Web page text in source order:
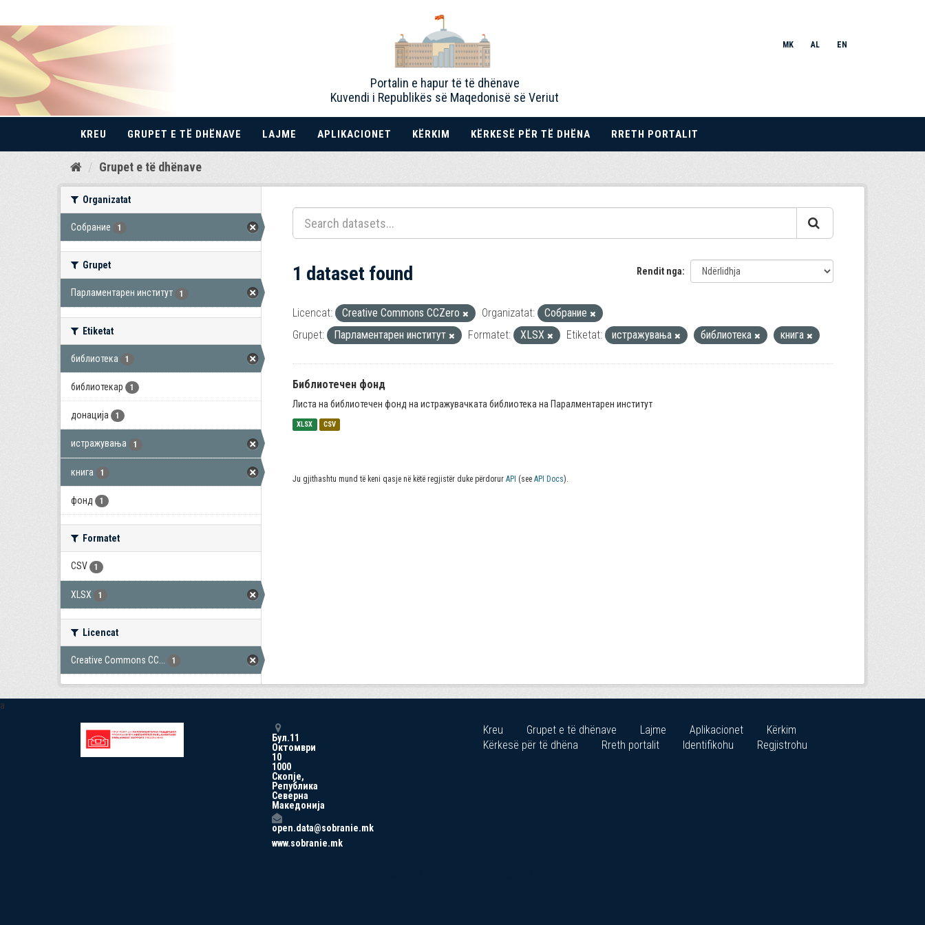
Kalo
Portalin e hapur të të dhënave
Kuvendi i Republikës së Maqedonisë së Veriut
MK AL EN
KREU GRUPET E TË DHËNAVE LAJME APLIKACIONET KËRKIM KËRKESË PËR TË DHËNA RRETH PORTALIT
Grupet e të dhënave
Organizatat
Собрание 1
Grupet
Парламентарен институт 1
Etiketat
библиотека 1
библиотекар 1
донација 1
истражувања 1
книга 1
фонд 1
Formatet
CSV 1
XLSX 1
Licencat
Creative Commons CC... 1
Rendit nga
1 dataset found
Licencat: Creative Commons CCZero Organizatat:
Собрание
Grupet:
Парламентарен институт Formatet: XLSX Etiketat: истражувања библиотека книга
Библиотечен фонд
Листа на библиотечен фонд на истражувачката библиотека на Паралментарен институт
XLSX CSV
Ju gjithashtu mund të keni qasje në këtë regjistër duke përdorur API (see API Docs).
a
Бул.11
Октомври
10
1000
Скопје,
Република
Северна
Македонија
open.data@sobranie.mk
www.sobranie.mk
Kreu Grupet e të dhënave Lajme Aplikacionet
Kërkim
Kërkesë për të dhëna
Rreth portalit Identifikohu Regjistrohu